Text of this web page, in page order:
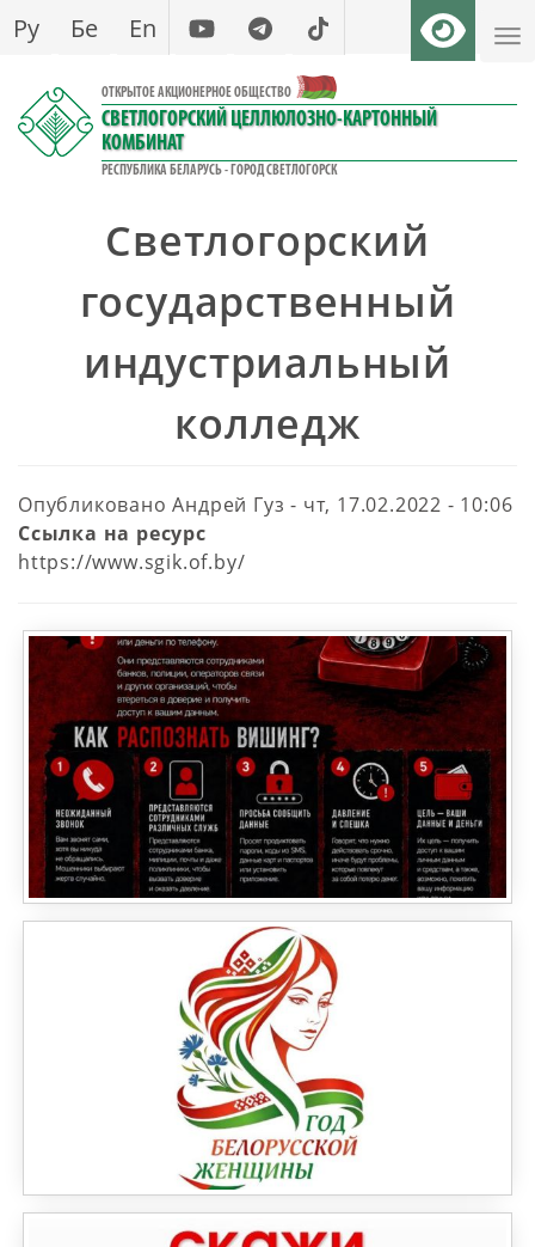
Перейти
содержанию
Ру Бе En
ОТКРЫТОЕ АКЦИОНЕРНОЕ ОБЩЕСТВО
СВЕТЛОГОРСКИЙ ЦЕЛЛЮЛОЗНО-КАРТОННЫЙ
КОМБИНАТ
РЕСПУБЛИКА БЕЛАРУСЬ - ГОРОД СВЕТЛОГОРСК
Светлогорский
государственный
индустриальный
колледж
ОпубликованоАндрей Гуз - чт, 17.02.2022 - 10:06
Ссылка на ресурс
https://www.sgik.of.by/